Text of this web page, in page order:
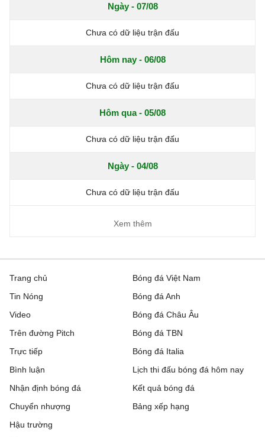
Ngày - 07/08
Chưa có dữ liệu trận đấu
Hôm nay - 06/08
Chưa có dữ liệu trận đấu
Hôm qua - 05/08
Chưa có dữ liệu trận đấu
Ngày - 04/08
Chưa có dữ liệu trận đấu
Xem thêm
Trang chủ
Tin Nóng
Video
Trên đường Pitch
Trực tiếp
Bóng đá Việt Nam
Bóng đá Anh
Bóng đá Châu Âu
Bóng đá TBN
Bóng đá Italia
Bình luận
Nhận định bóng đá
Chuyển nhượng
Hậu trường
Lịch thi đấu bóng đá hôm nay
Kết quả bóng đá
Bảng xếp hạng